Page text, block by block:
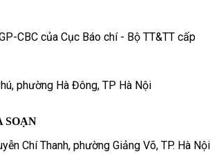
CBC của Cục Báo chí - Bộ TT&TT cấp
phường Hà Đông, TP Hà Nội
SOẠN
Chí Thanh, phường Giảng Võ, TP. Hà Nội